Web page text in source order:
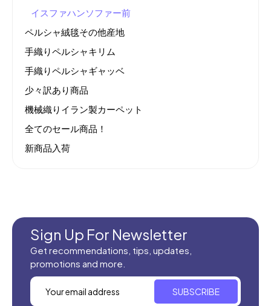
イスファハンソファー前
ペルシャ絨毯その他産地
手織りペルシャキリム
手織りペルシャギャッベ
少々訳あり商品
機械織りイラン製カーペット
全てのセール商品！
新商品入荷
Sign Up For Newsletter
Get recommendations, tips, updates,
promotions and more.
SUBSCRIBE